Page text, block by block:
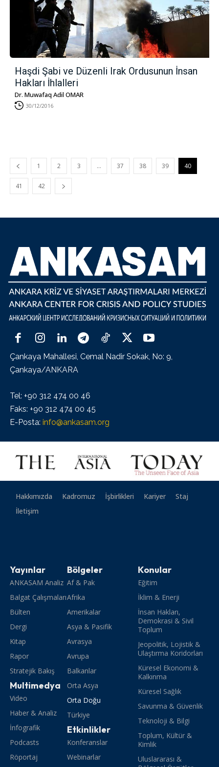
Haşdi Şabi ve Düzenli Irak Ordusunun İnsan
Hakları İhlalleri
Dr. Muwafaq Adil OMAR
30/12/2016
1 2 3 … 37 38 39 40
41 42
Çankaya Mahallesi, Cemal Nadir Sokak, No: 9,
Çankaya/ANKARA
Tel: +90 312 474 00 46
Faks: +90 312 474 00 45
E-Posta: info@ankasam.org
Hakkımızda Kadromuz İşbirlikleri Kariyer
Staj
İletişim
Yayınlar
ANKASAM Analiz
Balgat Çalışmaları
Bülten
Dergi
Kitap
Rapor
Stratejik Bakış
Multimedya
Video
Haber & Analiz
İnfografik
Podcasts
Röportaj
Bölgeler
Af & Pak
Afrika
Amerikalar
Asya & Pasifik
Avrasya
Avrupa
Balkanlar
Orta Asya
Orta Doğu
Türkiye
Etkinlikler
Konferanslar
Webinarlar
Konular
Eğitim
İklim & Enerji
İnsan Hakları,
Demokrasi & Sivil
Toplum
Jeopolitik, Lojistik &
Ulaştırma Koridorları
Küresel Ekonomi &
Kalkınma
Küresel Sağlık
Savunma & Güvenlik
Teknoloji & Bilgi
Toplum, Kültür &
Kimlik
Uluslararası &